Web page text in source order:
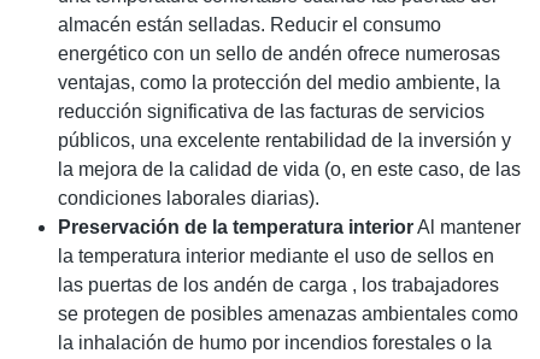
almacén están selladas. Reducir el consumo
energético con un sello de andén ofrece numerosas
ventajas, como la protección del medio ambiente, la
reducción significativa de las facturas de servicios
públicos, una excelente rentabilidad de la inversión y
la mejora de la calidad de vida (o, en este caso, de las
condiciones laborales diarias).
Preservación de la temperatura interiorAl mantener
la temperatura interior mediante el uso de sellos en
las puertas de los andén de carga , los trabajadores
se protegen de posibles amenazas ambientales como
la inhalación de humo por incendios forestales o la